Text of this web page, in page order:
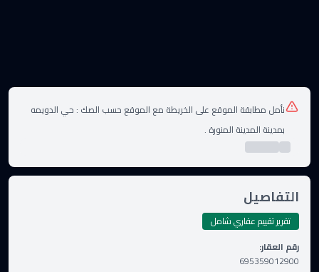
نأمل مطابقة الموقع على الخريطة مع الموقع حسب الصك : حي الدويمه
بمدينة المدينة المنورة .
التفاصيل
تقرير تقييم عقاري شامل
رقم العقار:
695359012900